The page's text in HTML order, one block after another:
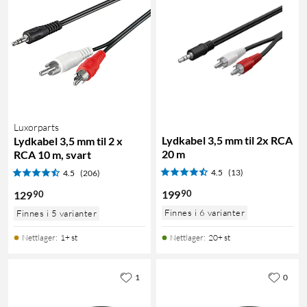
Luxorparts
Lydkabel 3,5 mm til 2 x
RCA 10 m, svart
4.5 (206)
12990
Finnes i 5 varianter
Nettlager: 1+ st
Lydkabel 3,5 mm til 2x RCA
20 m
4.5 (13)
19990
Finnes i 6 varianter
Nettlager: 20+ st
1 0